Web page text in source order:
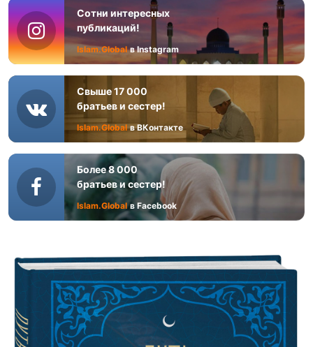
Сотни интересных
публикаций!
Islam.Global в Instagram
Свыше 17 000
братьев и сестер!
Islam.Global в ВКонтакте
Более 8 000
братьев и сестер!
Islam.Global в Facebook